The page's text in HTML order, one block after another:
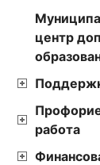
центр
работа